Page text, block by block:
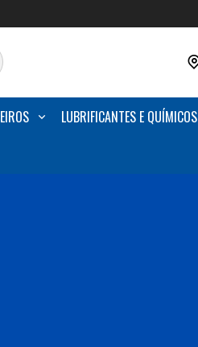
LUBRIFICANTES E QUÍMICOS